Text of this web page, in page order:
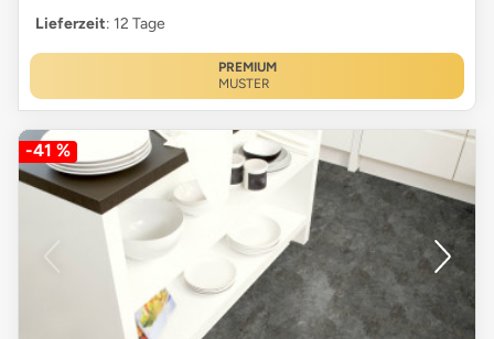
Lieferzeit: 12 Tage
PREMIUM
MUSTER
-41 %